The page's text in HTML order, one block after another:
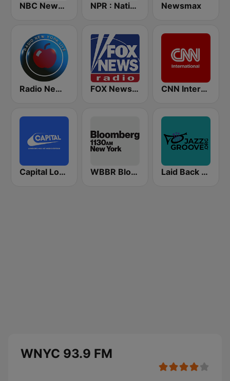
NBC News Now NPR : National Public Radio Newsmax
Radio New York Live FOX News Radio CNN International
Capital London WBBR Bloomberg 1130 Laid Back Jazz
WNYC 93.9 FM